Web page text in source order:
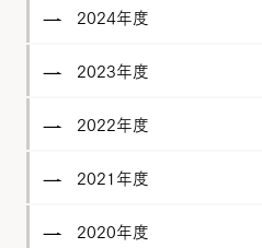
2024年度
2023年度
2022年度
2021年度
2020年度